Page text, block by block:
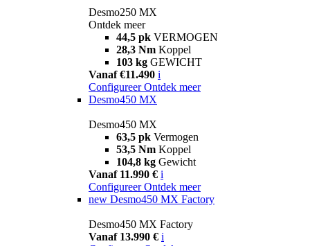
Desmo250 MX
Ontdek meer
44,5 pk VERMOGEN
28,3 Nm Koppel
103 kg GEWICHT
Vanaf €11.490 i
Configureer Ontdek meer
Desmo450 MX
Desmo450 MX
63,5 pk Vermogen
53,5 Nm Koppel
104,8 kg Gewicht
Vanaf 11.990 € i
Configureer Ontdek meer
new Desmo450 MX Factory
Desmo450 MX Factory
Vanaf 13.990 € i